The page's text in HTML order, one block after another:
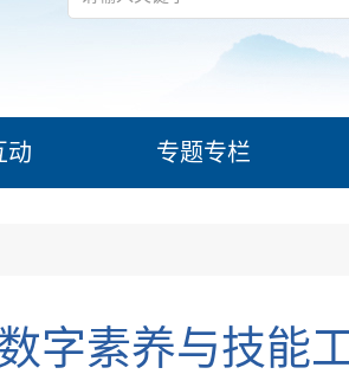
动 专题专栏
字素养与技能